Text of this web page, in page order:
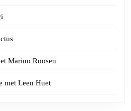
Marino Roosen
met Leen Huet